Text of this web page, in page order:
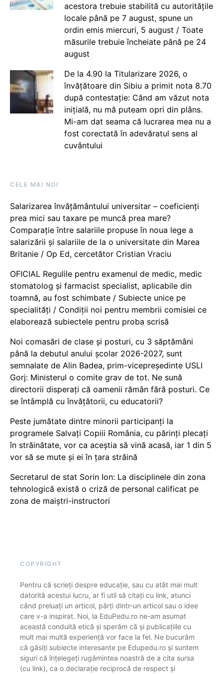
acestora trebuie stabilită cu autoritățile
locale până pe 7 august, spune un
ordin emis miercuri, 5 august / Toate
măsurile trebuie încheiate până pe 24
august
De la 4.90 la Titularizare 2026, o
învățătoare din Sibiu a primit nota 8.70
după contestație: Când am văzut nota
inițială, nu mă puteam opri din plâns.
Mi-am dat seama că lucrarea mea nu a
fost corectată în adevăratul sens al
cuvântului
CELE MAI NOI
Salarizarea învățământului universitar – coeficienți
prea mici sau taxare pe muncă prea mare?
Comparație între salariile propuse în noua lege a
salarizării și salariile de la o universitate din Marea
Britanie / Op Ed, cercetător Cristian Vraciu
OFICIAL Regulile pentru examenul de medic, medic
stomatolog și farmacist specialist, aplicabile din
toamnă, au fost schimbate / Subiecte unice pe
specialități / Condiții noi pentru membrii comisiei ce
elaborează subiectele pentru proba scrisă
Noi comasări de clase și posturi, cu 3 săptămâni
până la debutul anului școlar 2026-2027, sunt
semnalate de Alin Badea, prim-vicepreședinte USLI
Gorj: Ministerul o comite grav de tot. Ne sună
directorii disperați că oamenii rămân fără posturi. Ce
se întâmplă cu învățătorii, cu educatorii?
Peste jumătate dintre minorii participanți la
programele Salvați Copiii România, cu părinți plecați
în străinătate, vor ca aceștia să vină acasă, iar 1 din 5
vor să se mute și ei în țara străină
Secretarul de stat Sorin Ion: La disciplinele din zona
tehnologică există o criză de personal calificat pe
zona de maiștri-instructori
COPYRIGHT
Pentru că scrieți despre educație, sau cu atât mai mult
datorită acestui lucru, ar fi util să citați cu link, atunci
când preluați un articol, părți dintr-un articol sau o idee
care v-a inspirat. Noi, la EduPedu.ro ne-am asumat
această conduită etică și sperăm că și publicațiile cu
mult mai multă experiență vor face la fel. Ne bucurăm
că găsiți subiecte interesante pe Edupedu.ro și suntem
siguri că înțelegeți rugămintea noastră de a cita sursa
(cu link), ca o declarație reciprocă de respect și